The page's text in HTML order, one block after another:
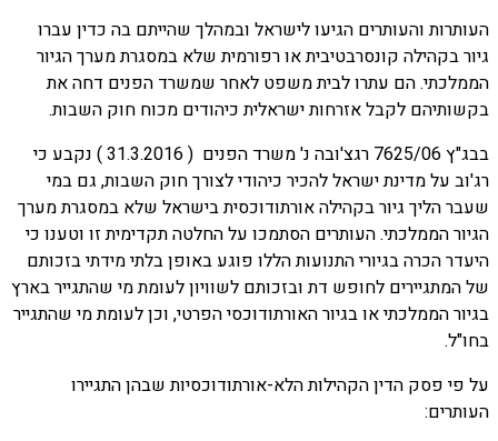
העותרות והעותרים הגיעו לישראל ובמהלך שהייתם בה כדין עברו
גיור בקהילה קונסרבטיבית או רפורמית שלא במסגרת מערך הגיור
הממלכתי. הם עתרו לבית משפט לאחר שמשרד הפנים דחה את
בקשותיהם לקבל אזרחות ישראלית כיהודים מכוח חוק השבות.
בבג"ץ 7625/06 רגצ'ובה נ' משרד הפנים ( 31.3.2016 ) נקבע כי
רג'וב על מדינת ישראל להכיר כיהודי לצורך חוק השבות, גם במי
שעבר הליך גיור בקהילה אורתודוכסית בישראל שלא במסגרת מערך
הגיור הממלכתי. העותרים הסתמכו על החלטה תקדימית זו וטענו כי
היעדר הכרה בגיורי התנועות הללו פוגע באופן בלתי מידתי בזכותם
של המתגיירים לחופש דת ובזכותם לשוויון לעומת מי שהתגייר בארץ
בגיור הממלכתי או בגיור האורתודוכסי הפרטי, וכן לעומת מי שהתגייר
בחו"ל.
על פי פסק הדין הקהילות הלא-אורתודוכסיות שבהן התגיירו
העותרים: